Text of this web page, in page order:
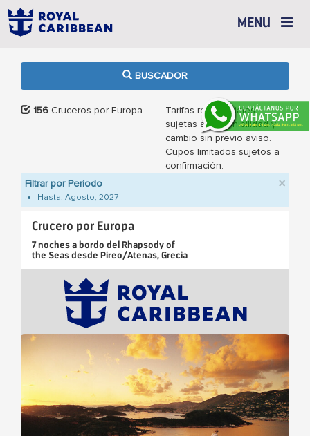
Toggle
MENU
BUSCADOR
156 Cruceros por Europa
Tarifas referenciales
sujetas a disponibilidad y
cambio sin previo aviso.
Cupos limitados sujetos a
confirmación.
×
Filtrar por Periodo
Hasta: Agosto, 2027
Crucero por Europa
7 nochesa bordo delRhapsody of
the Seasdesde Pireo/Atenas, Grecia